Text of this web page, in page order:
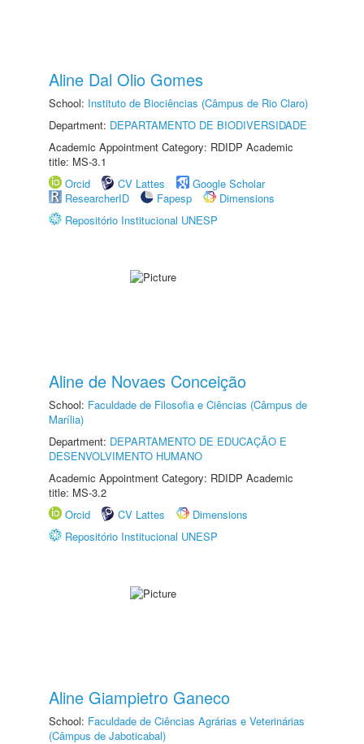
Aline Dal Olio Gomes
School: Instituto de Biociências (Câmpus de Rio Claro)
Department: DEPARTAMENTO DE BIODIVERSIDADE
Academic Appointment Category: RDIDP Academic
title: MS-3.1
Orcid
CV Lattes
Google Scholar
ResearcherID
Fapesp
Dimensions
Repositório Institucional UNESP
Aline de Novaes Conceição
School: Faculdade de Filosofia e Ciências (Câmpus de
Marília)
Department: DEPARTAMENTO DE EDUCAÇÃO E
DESENVOLVIMENTO HUMANO
Academic Appointment Category: RDIDP Academic
title: MS-3.2
Orcid
CV Lattes
Dimensions
Repositório Institucional UNESP
Aline Giampietro Ganeco
School: Faculdade de Ciências Agrárias e Veterinárias
(Câmpus de Jaboticabal)